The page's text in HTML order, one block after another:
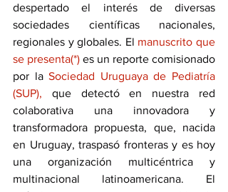
despertado el interés de diversas
sociedades científicas nacionales,
regionales y globales. El manuscrito que
se presenta(*) es un reporte comisionado
por la Sociedad Uruguaya de Pediatría
(SUP), que detectó en nuestra red
colaborativa una innovadora y
transformadora propuesta, que, nacida
en Uruguay, traspasó fronteras y es hoy
una organización multicéntrica y
multinacional latinoamericana. El